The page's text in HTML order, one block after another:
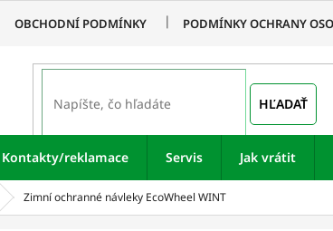
OBCHODNÍ PODMÍNKY PODMÍNKY OCHRANY
HĽADAŤ
Kontakty/reklamace Servis Jak vrátit
Zimní ochranné návleky EcoWheel WINT